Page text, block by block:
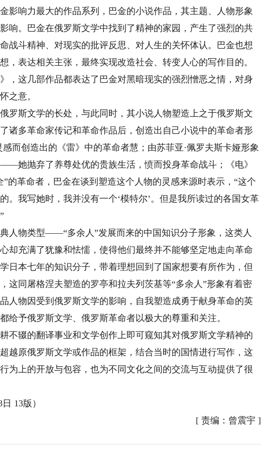
响力最大的作品系列，巴金的小说作品，其主题、人物形象
响。巴金在俄罗斯文学中找到了精神的家园，产生了强烈的共
战斗精神、对现实的批评反思、对人生的关怀体认。巴金也想
，表达相关主张，最终实现改造社会、转变人心的写作目的。
，这几部作品都表达了巴金对黑暗现实的强烈憎恶之情，对身
之意。
斯文学的长处，与此同时，其小说人物塑造上之于俄罗斯文
诸多革命家传记和革命作品后，创造出自己小说中的革命者形
而创造出的《雷》中的革命者慧；由苏菲亚·佩罗夫斯卡娅形象
她抛弃了养尊处优的贵族生活，愤而投身革命战斗；《电》
的革命者，巴金在谈到塑造这个人物的灵感来源时表示，“这个
。我写她时，我并没有一个‘模特尔’。但是我所读过的各国女革
物类型——“多余人”发展而来的中国知识分子形象，这类人
却充满了犹豫和怯懦，使得他们最终并不能够坚定地走向革命
日本七年的知识分子，带着理想回到了国家想要有所作为，但
这同屠格涅夫塑造的罗亭和拉夫列茨基等“多余人”形象有着密
人物因受到俄罗斯文学的影响，自我塑造成勇于献身革命的英
给予俄罗斯文学、俄罗斯革命者以极大的尊重和关注。
辍的翻译事业和文学创作上即可窥知其对俄罗斯文学精神的
越原俄罗斯文学或作品的框架，结合当时的国情进行写作，这
为上的开放与包容，也为不同文化之间的交流与互动提供了很
13版）
[ 责编：曾震宇 ]